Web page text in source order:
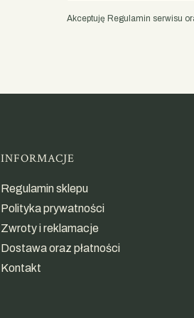
Akceptuję Regulamin serwisu
Linki w stopce
INFORMACJE
Regulamin sklepu
Polityka prywatności
Zwroty i reklamacje
Dostawa oraz płatności
Kontakt